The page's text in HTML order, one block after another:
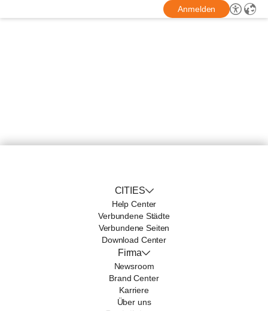
Anmelden
CITIES
Help Center
Verbundene Städte
Verbundene Seiten
Download Center
Firma
Newsroom
Brand Center
Karriere
Über uns